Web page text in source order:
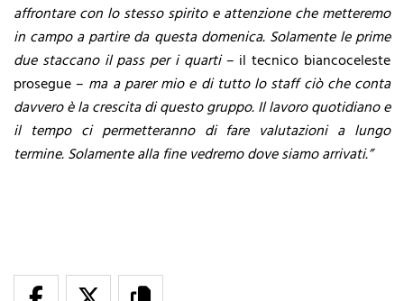
affrontare con lo stesso spirito e attenzione che metteremo
in campo a partire da questa domenica. Solamente le prime
due staccano il pass per i quarti– il tecnico biancoceleste
prosegue – ma a parer mio e di tutto lo staff ciò che conta
davvero è la crescita di questo gruppo. Il lavoro quotidiano e
il tempo ci permetteranno di fare valutazioni a lungo
termine. Solamente alla fine vedremo dove siamo arrivati.”